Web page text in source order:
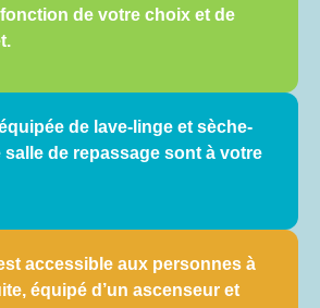
de votre choix et de
équipée de lave-linge et sèche-
salle de repassage sont à votre
accessible aux personnes à
équipé d’un ascenseur et